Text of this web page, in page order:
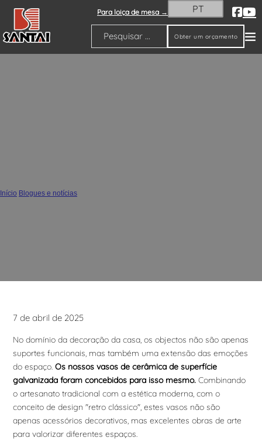
Para loiça de mesa → PT
Pesquisar
Obter um orçamento
Início Blogues e notícias
7 de abril de 2025
No domínio da decoração da casa, os objectos não são apenas
suportes funcionais, mas também uma extensão das emoções
do espaço.Os nossos vasos de cerâmica de superfície
galvanizada foram concebidos para isso mesmo.Combinando
o artesanato tradicional com a estética moderna, com o
conceito de design "retro clássico", estes vasos não são
apenas acessórios decorativos, mas excelentes obras de arte
para valorizar diferentes espaços.